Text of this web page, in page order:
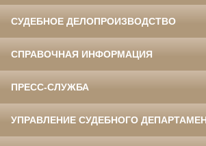
СУДЕБНОЕ ДЕЛОПРОИЗВОДСТВО
СПРАВОЧНАЯ ИНФОРМАЦИЯ
ПРЕСС-СЛУЖБА
УПРАВЛЕНИЕ СУДЕБНОГО